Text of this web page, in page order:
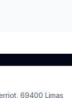
69400 Limas